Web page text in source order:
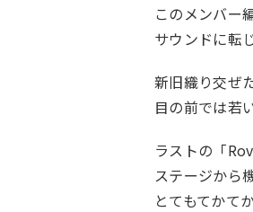
このメンバー
サウンドに転
新旧織り交ぜ
目の前では若
ラストの「
ステージから
とてもてかて